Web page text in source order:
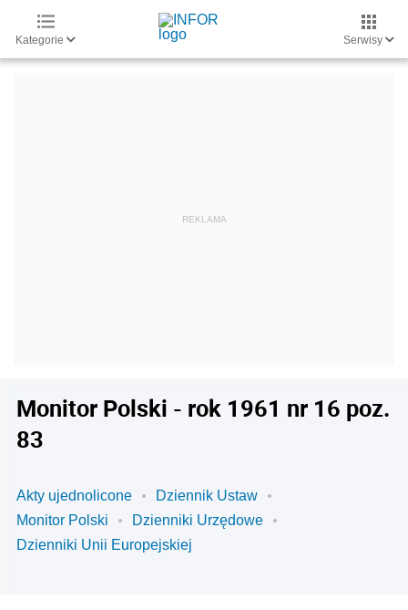
Kategorie Serwisy
Monitor Polski - rok 1961 nr 16 poz.
83
Akty ujednolicone
Dziennik Ustaw
Monitor Polski
Dzienniki Urzędowe
Dzienniki Unii Europejskiej